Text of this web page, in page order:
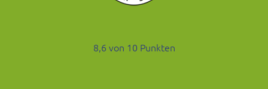
8,6 von 10 Punkten